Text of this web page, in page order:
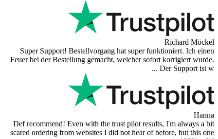
Super Support! Bestellvorgang hat super
Feuer bei der Bestellung gemacht, welcher sofort
Def recommend! Even with the trust pilot results,
scared ordering from websites I did not hear of